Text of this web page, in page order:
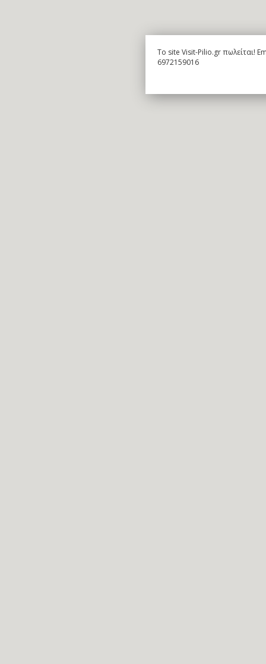
To site Visit-Pilio.gr πωλείται!
6972159016